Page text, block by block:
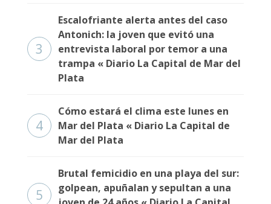
3
Escalofriante alerta antes del caso
Antonich: la joven que evitó una
entrevista laboral por temor a una
trampa « Diario La Capital de Mar del
Plata
4
Cómo estará el clima este lunes en
Mar del Plata « Diario La Capital de
Mar del Plata
5
Brutal femicidio en una playa del sur:
golpean, apuñalan y sepultan a una